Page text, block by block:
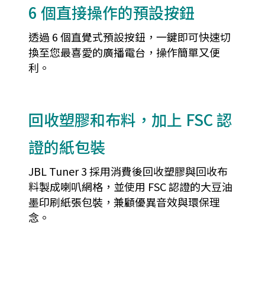
6 個直接操作的預設按鈕
透過 6 個直覺式預設按鈕，一鍵即可快速切
換至您最喜愛的廣播電台，操作簡單又便
利。
回收塑膠和布料，加上 FSC 認
證的紙包裝
JBL Tuner 3 採用消費後回收塑膠與回收布
料製成喇叭網格，並使用 FSC 認證的大豆油
墨印刷紙張包裝，兼顧優異音效與環保理
念。